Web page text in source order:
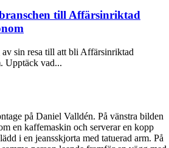
till Affärsinriktad
sin resa till att bli Affärsinriktad
Upptäck vad...